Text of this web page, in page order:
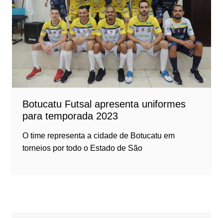
Botucatu Futsal apresenta uniformes
para temporada 2023
O time representa a cidade de Botucatu em
torneios por todo o Estado de São